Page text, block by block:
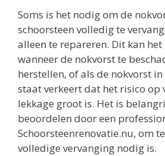
Soms is het nodig om de
schoorsteen volledig te
alleen te repareren. Dit kan het
wanneer de nokvorst te
herstellen, of als de nokvorst
staat verkeert dat het risico op
lekkage groot is. Het is
beoordelen door een
Schoorsteenrenovatie.nu, om
volledige vervanging nodig is.